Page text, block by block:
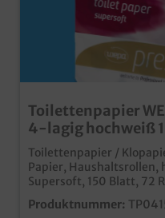
Toilettenpapier
4-lagig hochweiß
Toilettenpapier /
Papier, Haushaltsrollen,
Supersoft, 150 Blatt, 72
Qualitätsprodukt Made in Germany
saugstark 4 Lagen für ein angenehmes Gefühl Papier
Produktnummer: